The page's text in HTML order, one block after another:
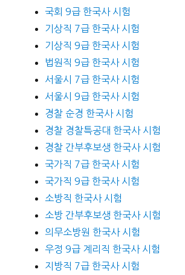
국회 9급 한국사 시험
기상직 7급 한국사 시험
기상직 9급 한국사 시험
법원직 9급 한국사 시험
서울시 7급 한국사 시험
서울시 9급 한국사 시험
경찰 순경 한국사 시험
경찰 경찰특공대 한국사 시험
경찰 간부후보생 한국사 시험
국가직 7급 한국사 시험
국가직 9급 한국사 시험
소방직 한국사 시험
소방 간부후보생 한국사 시험
의무소방원 한국사 시험
우정 9급 계리직 한국사 시험
지방직 7급 한국사 시험